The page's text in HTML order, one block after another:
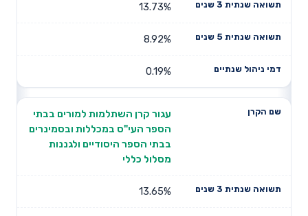
13.73%
8.92%
0.19%
עגור קרן השתלמות למורים בבתי
הספר העי"ס במכללות ובסמינרים
בבתי הספר היסודיים ולגננות
מסלול כללי
13.65%